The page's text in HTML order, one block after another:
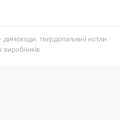
твердопаливні котли
виробників